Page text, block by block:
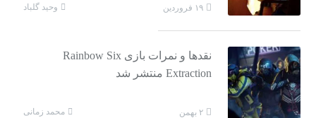
۱۹ فروردین وحید گلباد
نقدها و نمرات بازی Rainbow Six
Extraction منتشر شد
۲ بهمن محمد زمانی